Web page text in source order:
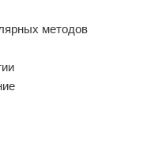
методов